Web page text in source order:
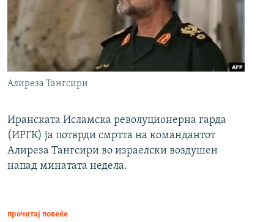
Алиреза Тангсири
Иранската Исламска револуционерна гарда
(ИРГК) ја потврди смртта на командантот
Алиреза Тангсири во израелски воздушен
напад минатата недела.
прочитај повеќе